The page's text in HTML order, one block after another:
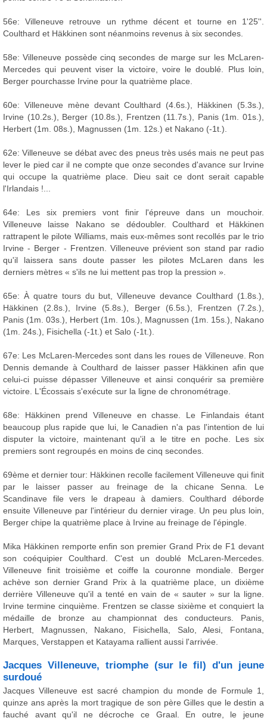
56e: Villeneuve retrouve un rythme décent et tourne en 1'25''.
Coulthard et Häkkinen sont néanmoins revenus à six secondes.
58e: Villeneuve possède cinq secondes de marge sur les McLaren-
Mercedes qui peuvent viser la victoire, voire le doublé. Plus loin,
Berger pourchasse Irvine pour la quatrième place.
60e: Villeneuve mène devant Coulthard (4.6s.), Häkkinen (5.3s.),
Irvine (10.2s.), Berger (10.8s.), Frentzen (11.7s.), Panis (1m. 01s.),
Herbert (1m. 08s.), Magnussen (1m. 12s.) et Nakano (-1t.).
62e: Villeneuve se débat avec des pneus très usés mais ne peut pas
lever le pied car il ne compte que onze secondes d'avance sur Irvine
qui occupe la quatrième place. Dieu sait ce dont serait capable
l'Irlandais !...
64e: Les six premiers vont finir l'épreuve dans un mouchoir.
Villeneuve laisse Nakano se dédoubler. Coulthard et Häkkinen
rattrapent le pilote Williams, mais eux-mêmes sont recollés par le trio
Irvine - Berger - Frentzen. Villeneuve prévient son stand par radio
qu'il laissera sans doute passer les pilotes McLaren dans les
derniers mètres « s'ils ne lui mettent pas trop la pression ».
65e: À quatre tours du but, Villeneuve devance Coulthard (1.8s.),
Häkkinen (2.8s.), Irvine (5.8s.), Berger (6.5s.), Frentzen (7.2s.),
Panis (1m. 03s.), Herbert (1m. 10s.), Magnussen (1m. 15s.), Nakano
(1m. 24s.), Fisichella (-1t.) et Salo (-1t.).
67e: Les McLaren-Mercedes sont dans les roues de Villeneuve. Ron
Dennis demande à Coulthard de laisser passer Häkkinen afin que
celui-ci puisse dépasser Villeneuve et ainsi conquérir sa première
victoire. L'Écossais s'exécute sur la ligne de chronométrage.
68e: Häkkinen prend Villeneuve en chasse. Le Finlandais étant
beaucoup plus rapide que lui, le Canadien n'a pas l'intention de lui
disputer la victoire, maintenant qu'il a le titre en poche. Les six
premiers sont regroupés en moins de cinq secondes.
69ème et dernier tour: Häkkinen recolle facilement Villeneuve qui finit
par le laisser passer au freinage de la chicane Senna. Le
Scandinave file vers le drapeau à damiers. Coulthard déborde
ensuite Villeneuve par l'intérieur du dernier virage. Un peu plus loin,
Berger chipe la quatrième place à Irvine au freinage de l'épingle.
Mika Häkkinen remporte enfin son premier Grand Prix de F1 devant
son coéquipier Coulthard. C'est un doublé McLaren-Mercedes.
Villeneuve finit troisième et coiffe la couronne mondiale. Berger
achève son dernier Grand Prix à la quatrième place, un dixième
derrière Villeneuve qu'il a tenté en vain de « sauter » sur la ligne.
Irvine termine cinquième. Frentzen se classe sixième et conquiert la
médaille de bronze au championnat des conducteurs. Panis,
Herbert, Magnussen, Nakano, Fisichella, Salo, Alesi, Fontana,
Marques, Verstappen et Katayama rallient aussi l'arrivée.
Jacques Villeneuve, triomphe (sur le fil) d'un jeune
surdoué
Jacques Villeneuve est sacré champion du monde de Formule 1,
quinze ans après la mort tragique de son père Gilles que le destin a
fauché avant qu'il ne décroche ce Graal. En outre, le jeune